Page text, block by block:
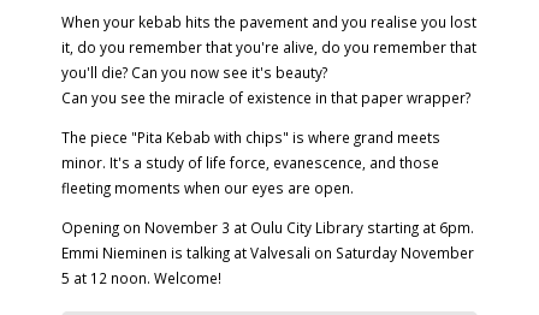
When your kebab hits the pavement and you realise you lost
it, do you remember that you're alive, do you remember that
you'll die? Can you now see it's beauty?
Can you see the miracle of existence in that paper wrapper?
The piece "Pita Kebab with chips" is where grand meets
minor. It's a study of life force, evanescence, and those
fleeting moments when our eyes are open.
Opening on November 3 at Oulu City Library starting at 6pm.
Emmi Nieminen is talking at Valvesali on Saturday November
5 at 12 noon. Welcome!